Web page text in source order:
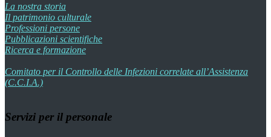
La nostra storia
Il patrimonio culturale
Professioni persone
Pubblicazioni scientifiche
Ricerca e formazione
Comitato per il Controllo delle Infezioni correlate all’Assistenza
(C.C.I.A.)
Servizi per il personale